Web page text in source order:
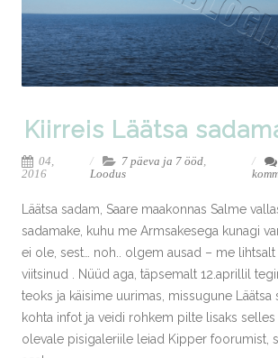
Kiirreis Läätsa
04,
2016
7 päeva ja 7 ööd
Loodus
Läätsa sadam, Saare maakonnas Salme
sadamake, kuhu me Armsakesega kunagi
ei ole, sest… noh.. olgem ausad – me
viitsinud . Nüüd aga, täpsemalt 12.aprillil
teoks ja käisime uurimas, missugune Läätsa
kohta infot ja veidi rohkem pilte lisaks
olevale pisigaleriile leiad Kipper foorumist,